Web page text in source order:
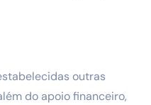
outras
do apoio financeiro,